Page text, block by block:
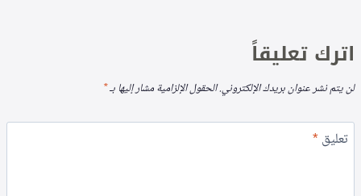
اترك تعليقاً
لن يتم نشر عنوان بريدك الإلكتروني.الحقول الإلزامية مشار إليها بـ*
تعليق*